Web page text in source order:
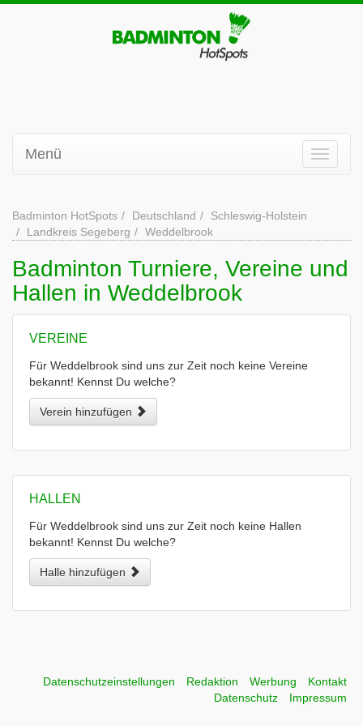
Menü
Badminton HotSpots Deutschland
Schleswig-Holstein
Landkreis Segeberg
Weddelbrook
Badminton Turniere, Vereine und
Hallen in Weddelbrook
VEREINE
Für Weddelbrook sind uns zur Zeit noch keine Vereine
bekannt! Kennst Du welche?
Verein hinzufügen
HALLEN
Für Weddelbrook sind uns zur Zeit noch keine Hallen
bekannt! Kennst Du welche?
Halle hinzufügen
Datenschutzeinstellungen Redaktion Werbung
Kontakt
Datenschutz
Impressum